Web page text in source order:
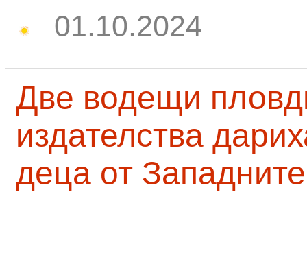
01.10.2024
Две водещи
издателства
деца от